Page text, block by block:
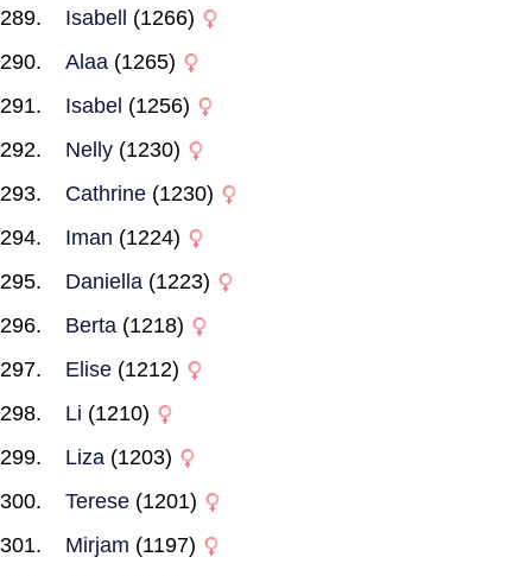
Isabell
(1266)
Alaa (1265)
Isabel (1256)
Nelly (1230)
Cathrine (1230)
Iman (1224)
Daniella (1223)
Berta (1218)
Elise (1212)
Li (1210)
Liza (1203)
Terese (1201)
Mirjam (1197)